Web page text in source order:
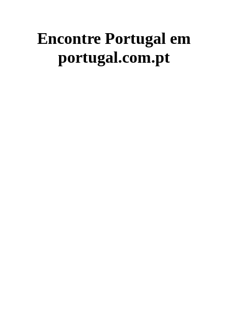
Encontre Portugal em
portugal.com.pt